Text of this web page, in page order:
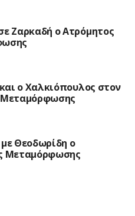
Ζαρκαδή ο Ατρόμητος
και ο Χαλκιόπουλος στον
Θεοδωρίδη ο
Μεταμόρφωσης